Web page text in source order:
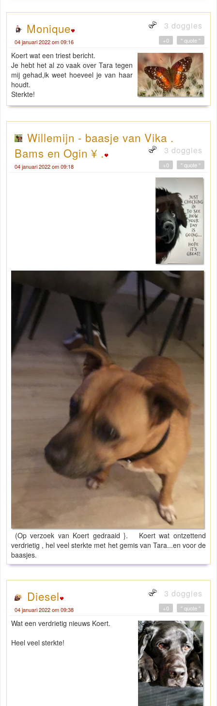
Monique 3 doggies
04 januari 2022 om 09:16 " quote "
+0
Koert wat een triest bericht.
Je hebt het al zo vaak over Tara tegen
mij gehad,ik weet hoeveel je van haar
houdt.
Sterkte!
Willemijn - baasje van Vika .
Bams en Ogin ¥ .
3 doggies
04 januari 2022 om 09:18 " quote "
+0
(Op verzoek van Koert gedraaid }. Koert wat ontzettend
verdrietig , hel veel sterkte met het gemis van Tara...en voor de
baasjes.
Diesel 3 doggies
04 januari 2022 om 09:38 " quote "
+0
Wat een verdrietig nieuws Koert.
Heel veel sterkte!